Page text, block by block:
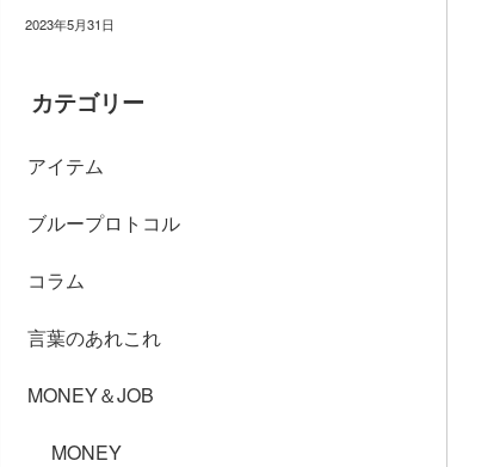
2023年5月31日
カテゴリー
アイテム
ブループロトコル
コラム
言葉のあれこれ
MONEY＆JOB
MONEY